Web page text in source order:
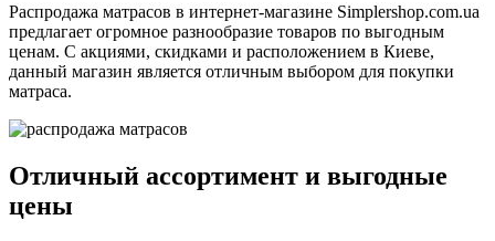
Распродажа матрасов в интернет-магазине Simplershop.com.ua
предлагает огромное разнообразие товаров по выгодным
ценам. С акциями, скидками и расположением в Киеве,
данный магазин является отличным выбором для покупки
матраса.
Отличный ассортимент и выгодные
цены